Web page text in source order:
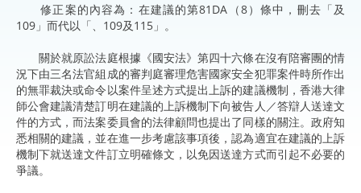
修正案的內容為：在建議的第81DA（8）條中，刪去「及
109」而代以「、109及115」。
關於就原訟法庭根據《國安法》第四十六條在沒有陪審團的情
況下由三名法官組成的審判庭審理危害國家安全犯罪案件時所作出
的無罪裁決或命令以案件呈述方式提出上訴的建議機制，香港大律
師公會建議清楚訂明在建議的上訴機制下向被告人／答辯人送達文
件的方式，而法案委員會的法律顧問也提出了同樣的關注。政府知
悉相關的建議，並在進一步考慮該事項後，認為適宜在建議的上訴
機制下就送達文件訂立明確條文，以免因送達方式而引起不必要的
爭議。